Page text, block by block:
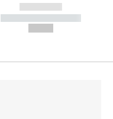
------------
----------- -----------